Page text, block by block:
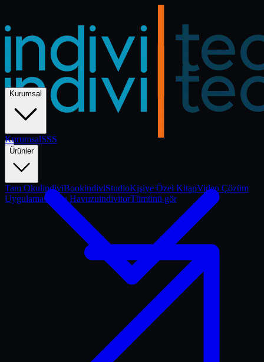
Kurumsal
KurumsalSSS
Ürünler
Tam OkulindiviBookindiviStudioKişiye Özel KitapVideo Çözüm
Uygulaması
Soru HavuzuindivitorTümünü gör